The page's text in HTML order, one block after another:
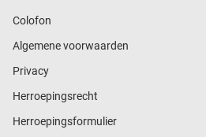
Colofon
Algemene voorwaarden
Privacy
Herroepingsrecht
Herroepingsformulier